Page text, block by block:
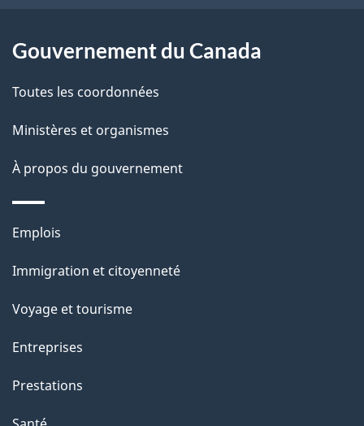
a
g
e
a
t
i
n
s
u
r
c
t
t
Gouvernement du Canada
Toutes les coordonnées
Ministères et organismes
À propos du gouvernement
Thèmes
sujets
Emplois
Immigration et citoyenneté
Voyage et tourisme
Entreprises
Prestations